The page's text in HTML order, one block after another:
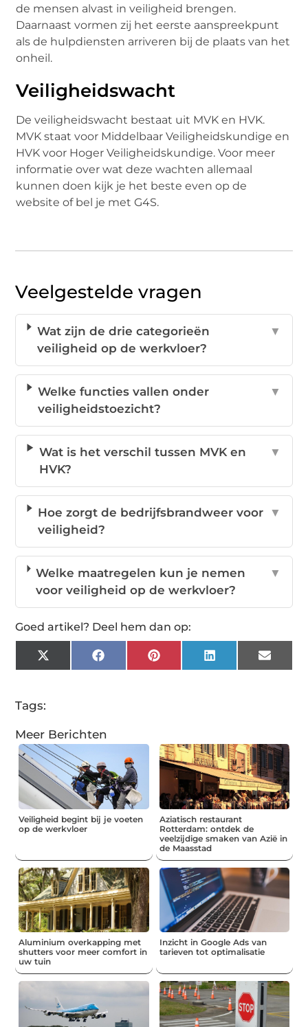
de mensen alvast in veiligheid brengen.
Daarnaast vormen zij het eerste aanspreekpunt
als de hulpdiensten arriveren bij de plaats van het
onheil.
Veiligheidswacht
De veiligheidswacht bestaat uit MVK en HVK.
MVK staat voor Middelbaar Veiligheidskundige en
HVK voor Hoger Veiligheidskundige. Voor meer
informatie over wat deze wachten allemaal
kunnen doen kijk je het beste even op de
website of bel je met G4S.
Veelgestelde vragen
Wat zijn de drie categorieën
veiligheid op de werkvloer?
▼
Welke functies vallen onder
veiligheidstoezicht?
▼
Wat is het verschil tussen MVK en
HVK?
▼
Hoe zorgt de bedrijfsbrandweer voor
veiligheid?
▼
Welke maatregelen kun je nemen
voor veiligheid op de werkvloer?
▼
Goed artikel? Deel hem dan op:
X
(Twitter)
FacebookPinterestLinkedInEmail
Tags:
Meer Berichten
Veiligheid begint bij je voeten
op de werkvloer
Aziatisch restaurant
Rotterdam: ontdek de
veelzijdige smaken van Azië in
de Maasstad
Aluminium overkapping met
shutters voor meer comfort in
uw tuin
Inzicht in Google Ads van
tarieven tot optimalisatie